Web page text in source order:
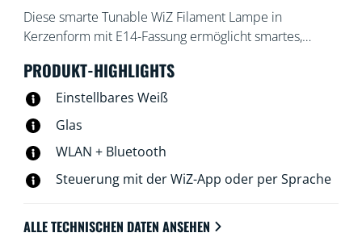
Diese smarte Tunable WiZ Filament Lampe in
Kerzenform mit E14-Fassung ermöglicht smartes,
Leuchten. Das Licht ist mit der WiZ App oder per
Sprachsteuerung dimmbar. Außerdem gibt es in der
PRODUKT-HIGHLIGHTS
Einstellbares Weiß
Glas
WLAN + Bluetooth
Steuerung mit der WiZ-App oder per Sprache
ALLE TECHNISCHEN DATEN ANSEHEN